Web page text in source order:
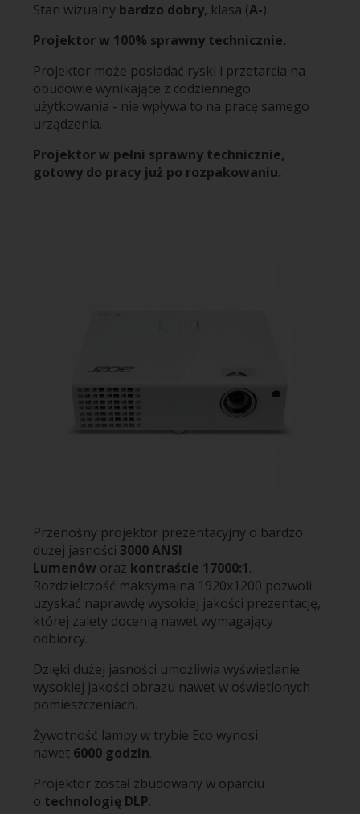
Stan wizualny bardzo dobry, klasa (A-).
Projektor w 100% sprawny technicznie.
Projektor może posiadać ryski i przetarcia na
obudowie wynikające z codziennego
użytkowania - nie wpływa to na pracę samego
urządzenia.
Projektor w pełni sprawny technicznie,
gotowy do pracy już po rozpakowaniu.
Przenośny projektor prezentacyjny o bardzo
dużej jasności 3000 ANSI
Lumenów oraz kontraście 17000:1.
Rozdzielczość maksymalna 1920x1200 pozwoli
uzyskać naprawdę wysokiej jakości prezentację,
której zalety docenią nawet wymagający
odbiorcy.
Dzięki dużej jasności umożliwia wyświetlanie
wysokiej jakości obrazu nawet w oświetlonych
pomieszczeniach.
Żywotność lampy w trybie Eco wynosi
nawet 6000 godzin.
Projektor został zbudowany w oparciu
o technologię DLP.